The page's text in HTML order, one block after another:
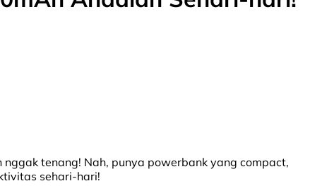
tenang! Nah, punya powerbank yang compact,
sehari-hari!